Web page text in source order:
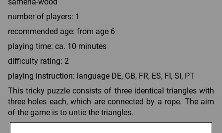
samena-wood
number of players: 1
recommended age: from age 6
playing time: ca. 10 minutes
difficulty rating: 2
playing instruction: language DE, GB, FR, ES, FI, SI, PT
This tricky puzzle consists of three identical triangles with
three holes each, which are connected by a rope. The aim
of the game is to untie the triangles.